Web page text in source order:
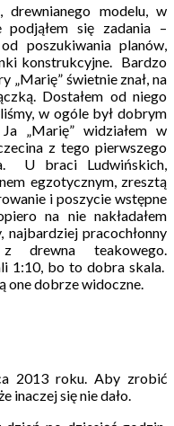
modelu, w
się zadania –
poszukiwania planów,
konstrukcyjne. Bardzo
„Marię” świetnie znał, na
Dostałem od niego
w ogóle był dobrym
„Marię” widziałem w
z tego pierwszego
U braci Ludwińskich,
egzotycznym, zresztą
i poszycie wstępne
na nie nakładałem
pracochłonny
drewna teakowego.
1:10, bo to dobra skala.
one dobrze widoczne.
2013 roku. Aby zrobić
inaczej się nie dało.